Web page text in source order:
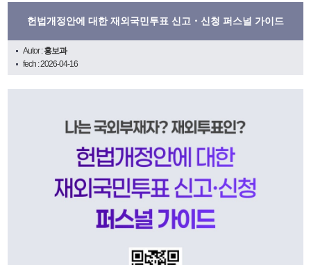
헌법개정안에 대한 재외국민투표 신고・신청 퍼스널 가이드
Autor :홍보과
fech : 2026-04-16